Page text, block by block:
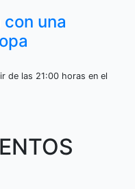
con una
de las 21:00 horas en el